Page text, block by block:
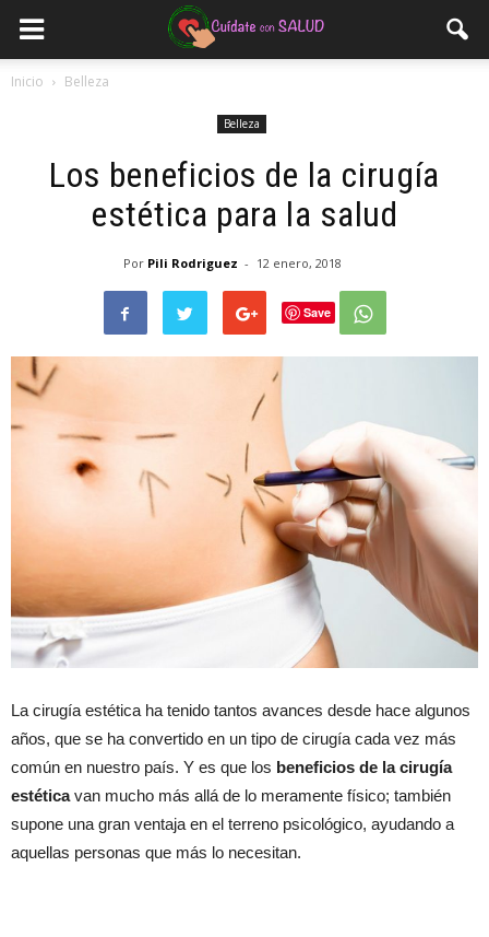
Inicio Belleza
Belleza
Los beneficios de la cirugía
estética para la salud
Por Pili Rodriguez - 12 enero, 2018
Save
La cirugía estética ha tenido tantos avances desde hace algunos
años, que se ha convertido en un tipo de cirugía cada vez más
común en nuestro país. Y es que los beneficios de la cirugía
estéticavan mucho más allá de lo meramente físico; también
supone una gran ventaja en el terreno psicológico, ayudando a
aquellas personas que más lo necesitan.